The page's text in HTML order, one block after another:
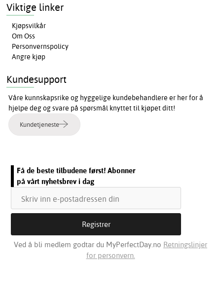
Viktige linker
Kjøpsvilkår
Om Oss
Personvernspolicy
Angre kjøp
Kundesupport
Våre kunnskapsrike og hyggelige kundebehandlere er her for å
hjelpe deg og svare på spørsmål knyttet til kjøpet ditt!
Kundetjeneste
Få de beste tilbudene først! Abonner
på vårt nyhetsbrev i dag
Ved å bli medlem godtar du MyPerfectDay.no Retningslinjer
for personvern.